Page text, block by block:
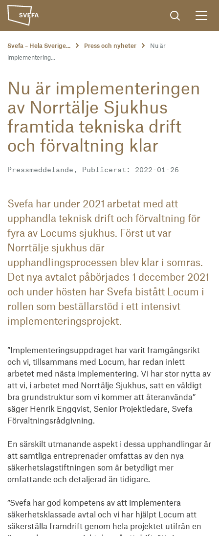
Svefa – Hela Sverige... Press och nyheter
Nu är
implementering...
Nu är implementeringen
av Norrtälje Sjukhus
framtida tekniska drift
och förvaltning klar
Pressmeddelande, Publicerat: 2022-01-26
Svefa har under 2021 arbetat med att
upphandla teknisk drift och förvaltning för
fyra av Locums sjukhus. Först ut var
Norrtälje sjukhus där
upphandlingsprocessen blev klar i somras.
Det nya avtalet påbörjades 1 december 2021
och under hösten har Svefa bistått Locum i
rollen som beställarstöd i ett intensivt
implementeringsprojekt.
”Implementeringsuppdraget har varit framgångsrikt
och vi, tillsammans med Locum, har redan inlett
arbetet med nästa implementering. Vi har stor nytta av
att vi, i arbetet med Norrtälje Sjukhus, satt en väldigt
bra grundstruktur som vi kommer att återanvända”
säger Henrik Engqvist, Senior Projektledare, Svefa
Förvaltningsrådgivning.
En särskilt utmanande aspekt i dessa upphandlingar är
att samtliga entreprenader omfattas av den nya
säkerhetslagstiftningen som är betydligt mer
omfattande och detaljerad än tidigare.
”Svefa har god kompetens av att implementera
säkerhetsklassade avtal och vi har hjälpt Locum att
säkerställa framdrift genom hela projektet utifrån en